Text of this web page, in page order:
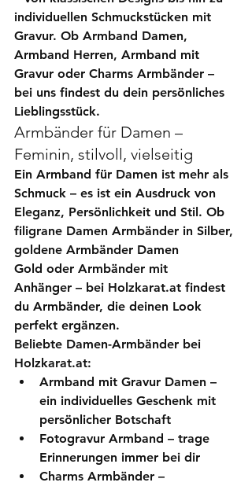
individuellen Schmuckstücken mit
Gravur. Ob Armband Damen,
Armband Herren, Armband mit
Gravur oder Charms Armbänder –
bei uns findest du dein persönliches
Lieblingsstück.
Armbänder für Damen –
Feminin, stilvoll, vielseitig
Ein Armband für Damen ist mehr als
Schmuck – es ist ein Ausdruck von
Eleganz, Persönlichkeit und Stil. Ob
filigrane Damen Armbänder in Silber,
goldene Armbänder Damen
Gold oder Armbänder mit
Anhänger – bei Holzkarat.at findest
du Armbänder, die deinen Look
perfekt ergänzen.
Beliebte Damen-Armbänder bei
Holzkarat.at:
Armband mit Gravur Damen –
ein individuelles Geschenk mit
persönlicher Botschaft
Fotogravur Armband – trage
Erinnerungen immer bei dir
Charms Armbänder –